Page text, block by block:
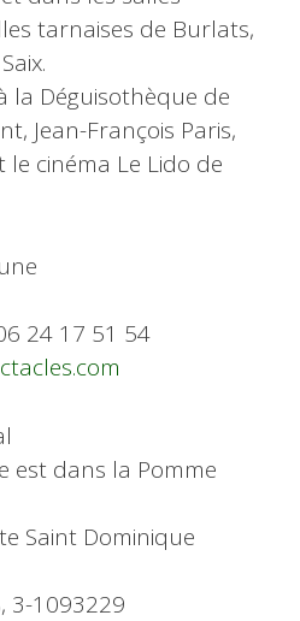
tarnaises de Burlats,
la Déguisothèque de
Jean-François Paris,
cinéma Le Lido de
24 17 51 54
est dans la Pomme
Saint Dominique
3-1093229